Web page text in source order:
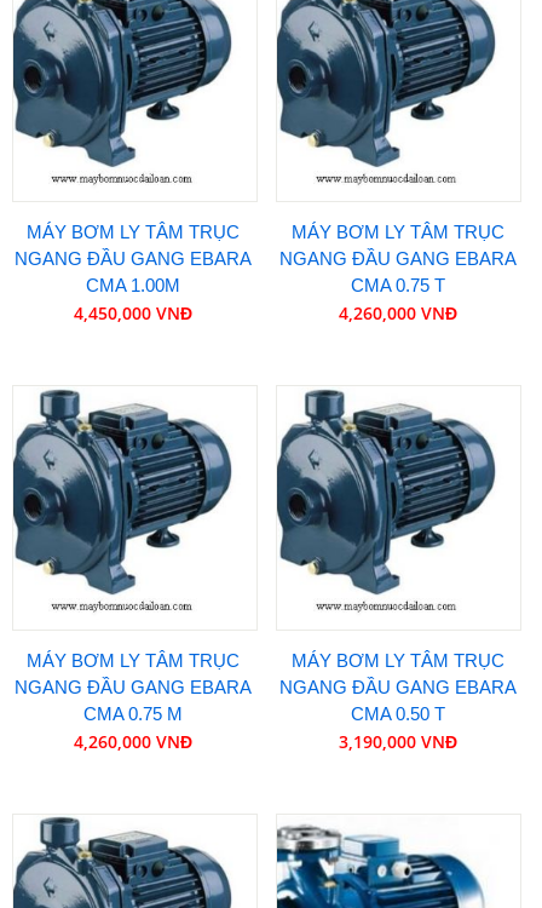
MÁY BƠM LY TÂM TRỤC
NGANG ĐẦU GANG EBARA
CMA 1.00M
4,450,000 VNĐ
MÁY BƠM LY TÂM TRỤC
NGANG ĐẦU GANG EBARA
CMA 0.75 T
4,260,000 VNĐ
MÁY BƠM LY TÂM TRỤC
NGANG ĐẦU GANG EBARA
CMA 0.75 M
4,260,000 VNĐ
MÁY BƠM LY TÂM TRỤC
NGANG ĐẦU GANG EBARA
CMA 0.50 T
3,190,000 VNĐ